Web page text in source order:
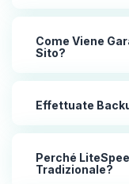
Come Viene
Sito?
Effettuate
Perché
Tradizionale?